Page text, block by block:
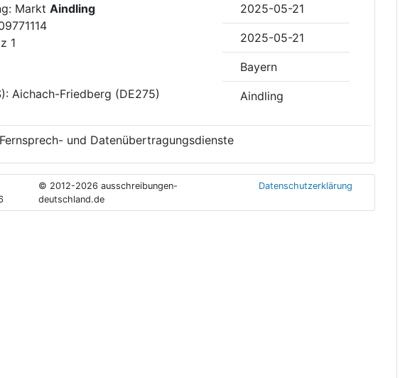
Markt Aindling
1
Aichach-Friedberg (DE275)
2025-05-21
2025-05-21
Bayern
Aindling
Fernsprech- und Datenübertragungsdienste
© 2012-2026 ausschreibungen-
deutschland.de
Datenschutzerklärung